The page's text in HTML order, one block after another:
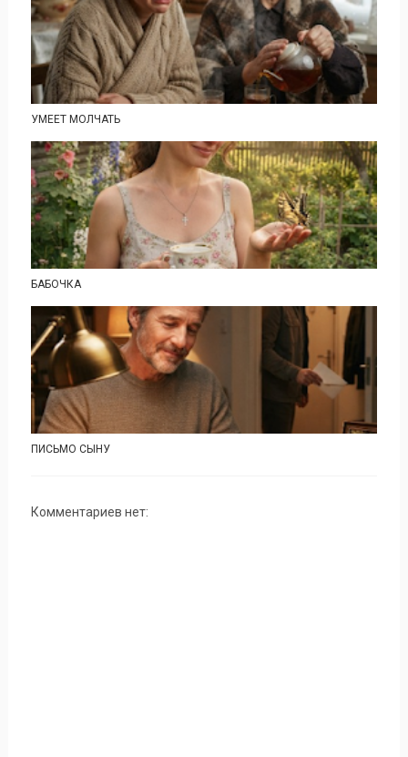
УМЕЕТ МОЛЧАТЬ
БАБОЧКА
ПИСЬМО СЫНУ
Комментариев нет: